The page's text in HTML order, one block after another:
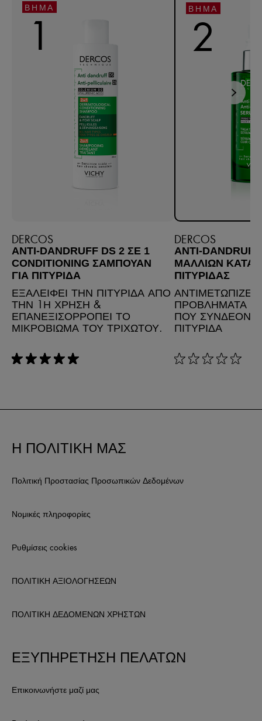
ΒΉΜΑ
1
DERCOS
ANTI-DANDRUFF DS 2 ΣΕ 1
CONDITIONING ΣΑΜΠΟΥΑΝ
ΓΙΑ ΠΙΤΥΡΙΔΑ
ΕΞΑΛΕΙΦΕΙ ΤΗΝ ΠΙΤΥΡΙΔΑ ΑΠΟ
ΤΗΝ 1Η ΧΡΗΣΗ &
ΕΠΑΝΕΞΙΣΟΡΡΟΠΕΙ ΤΟ
ΜΙΚΡΟΒΙΩΜΑ ΤΟΥ ΤΡΙΧΩΤΟΥ.
rating: 5 out of 5
ΒΉΜΑ
2
DERCOS
ANTI-
ΜΑΛΛΙΩΝ ΚΑΤΑ
ΠΙΤΥΡΙΔΑΣ
ΑΝΤΙΜΕΤΩΠΙΖΕΙ
ΠΡΟΒΛΗΜΑΤΑ
ΠΟΥ
ΠΙΤΥΡΙΔΑ
rating: 0 out of 5
Η ΠΟΛΙΤΙΚΗ ΜΑΣ
Πολιτική Προστασίας Προσωπικών Δεδομένων
Νομικές πληροφορίες
Ρυθμίσεις cookies
ΠΟΛΙΤΙΚΗ ΑΞΙΟΛΟΓΗΣΕΩΝ
ΠΟΛΙΤΙΚΗ ΔΕΔΟΜΕΝΩΝ ΧΡΗΣΤΩΝ
ΕΞΥΠΗΡΕΤΗΣΗ ΠΕΛΑΤΩΝ
Επικοινωνήστε μαζί μας